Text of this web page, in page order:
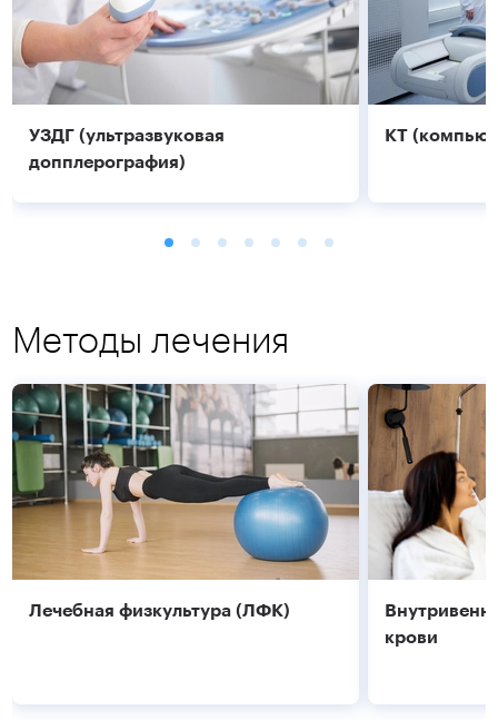
УЗДГ (ультразвуковая
допплерография)
Подробнее
КТ
Подробнее
Методы лечения
Лечебная физкультура (ЛФК)
крови